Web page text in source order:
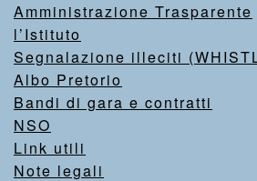
Amministrazione Trasparente
l’Istituto
Segnalazione illeciti
Albo Pretorio
Bandi di gara e contratti
NSO
Link utili
Note legali